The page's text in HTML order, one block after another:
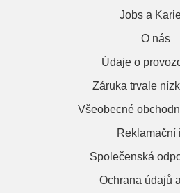
Jobs a
O nás
Údaje o
Záruka trvale
Všeobecné
Reklamační
Společenská
Ochrana údajů